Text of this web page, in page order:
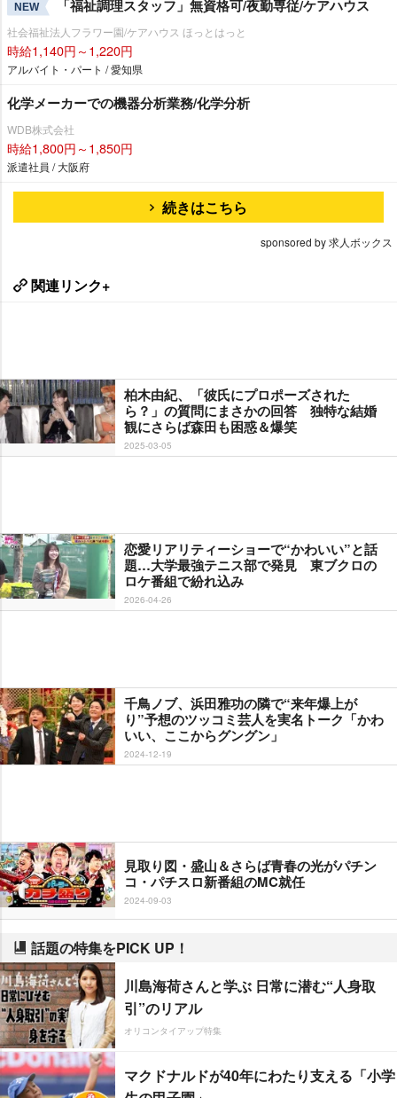
NEW 「福祉調理スタッフ」無資格可/夜勤専従/ケアハウス
社会福祉法人フラワー園/ケアハウス ほっとはっと
時給1,140円～1,220円
アルバイト・パート / 愛知県
化学メーカーでの機器分析業務/化学分析
WDB株式会社
時給1,800円～1,850円
派遣社員 / 大阪府
続きはこちら
sponsored by 求人ボックス
関連リンク+
柏木由紀、「彼氏にプロポーズされた
ら？」の質問にまさかの回答 独特な結婚
観にさらば森田も困惑＆爆笑
2025-03-05
恋愛リアリティーショーで“かわいい”と話
題…大学最強テニス部で発見 東ブクロの
ロケ番組で紛れ込み
2026-04-26
千鳥ノブ、浜田雅功の隣で“来年爆上が
り”予想のツッコミ芸人を実名トーク「かわ
いい、ここからグングン」
2024-12-19
見取り図・盛山＆さらば青春の光がパチン
コ・パチスロ新番組のMC就任
2024-09-03
話題の特集をPICK UP！
川島海荷さんと学ぶ 日常に潜む“人身取
引”のリアル
オリコンタイアップ特集
マクドナルドが40年にわたり支える「小学